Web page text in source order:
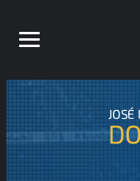
JOSÉ